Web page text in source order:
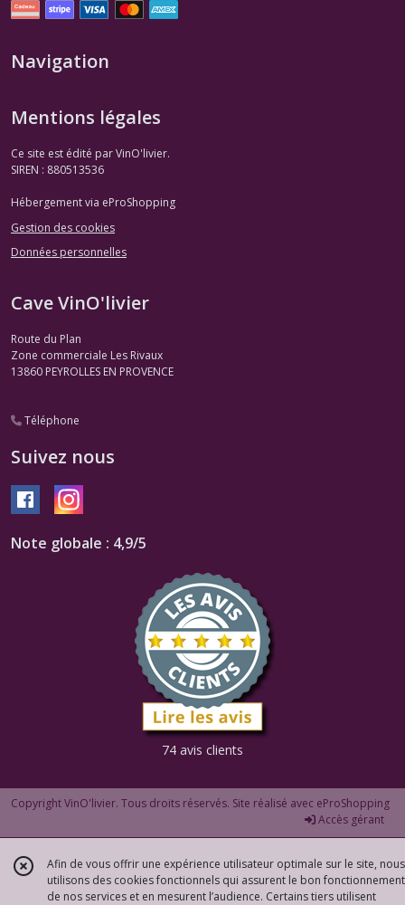
Navigation
Mentions légales
Ce site est édité par VinO'livier.
SIREN : 880513536
Hébergement via eProShopping
Gestion des cookies
Données personnelles
Cave VinO'livier
Route du Plan
Zone commerciale Les Rivaux
13860 PEYROLLES EN PROVENCE
Téléphone
Suivez nous
Note globale : 4,9/5
74 avis clients
Copyright VinO'livier. Tous droits réservés. Site réalisé avec eProShopping
Accès gérant
Afin de vous offrir une expérience utilisateur optimale sur le site, nous
utilisons des cookies fonctionnels qui assurent le bon fonctionnement
de nos services et en mesurent l’audience. Certains tiers utilisent